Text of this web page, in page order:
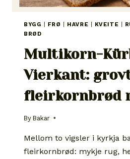
BYGG FRØ HAVRE KVEITE
BRØD
Multikorn-
Vierkant:
fleirkornbrød
By Bakar
Mellom to vigsler i kyrkja
fleirkornbrød: mykje rug,